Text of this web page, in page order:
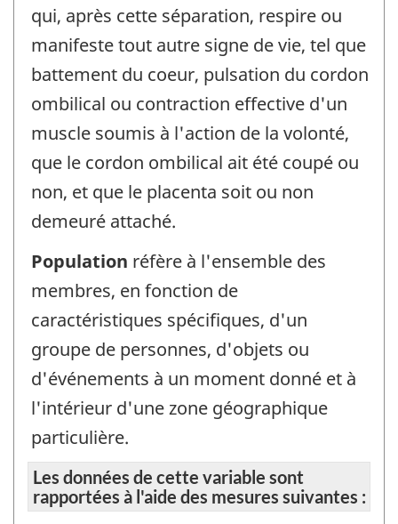
qui, après cette séparation, respire ou
manifeste tout autre signe de vie, tel que
battement du coeur, pulsation du cordon
ombilical ou contraction effective d'un
muscle soumis à l'action de la volonté,
que le cordon ombilical ait été coupé ou
non, et que le placenta soit ou non
demeuré attaché.
Population réfère à l'ensemble des
membres, en fonction de
caractéristiques spécifiques, d'un
groupe de personnes, d'objets ou
d'événements à un moment donné et à
l'intérieur d'une zone géographique
particulière.
Les données de cette variable sont
rapportées à l'aide des mesures suivantes :